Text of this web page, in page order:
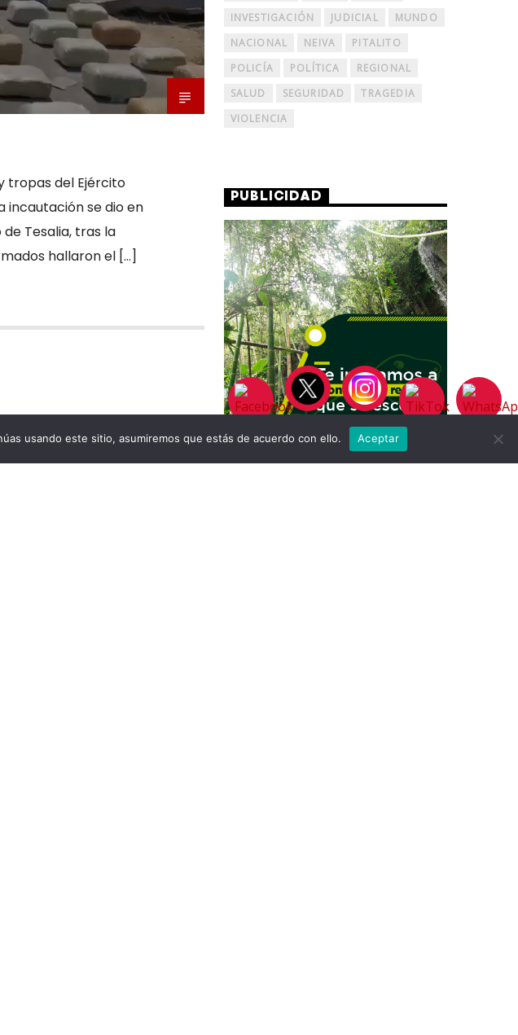
tropas del Ejército
incautación se dio en
Tesalia, tras la
hallaron el […]
INVESTIGACIÓN
JUDICIAL
MUNDO
NACIONAL
NEIVA
PITALITO
POLICÍA
POLÍTICA
REGIONAL
SALUD
SEGURIDAD
TRAGEDIA
VIOLENCIA
PUBLICIDAD
usando este sitio, asumiremos que estás de acuerdo con ello. Aceptar